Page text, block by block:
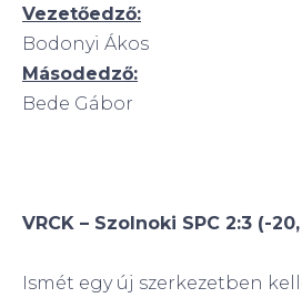
Vezetőedző:
Bodonyi Ákos
Másodedző:
Bede Gábor
VRCK – Szolnoki SPC 2:3 (-20,
Ismét egy új szerkezetben